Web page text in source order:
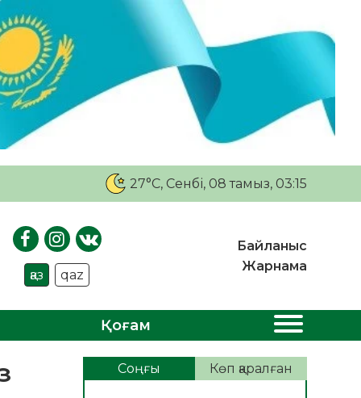
27°C, Сенбі, 08 тамыз, 03:15
қаз qaz
Байланыс
Жарнама
Қоғам
Соңғы Көп қаралған